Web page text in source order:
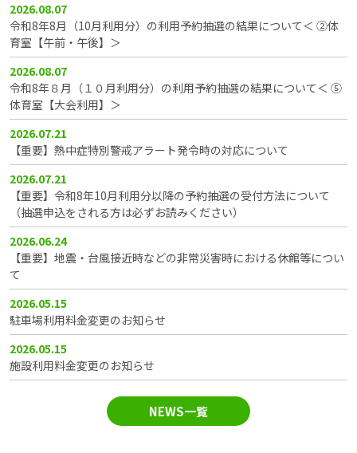
2026.08.07
令和8年8月（10月利用分）の利用予約抽選の結果について＜ ②体
育室【午前・午後】＞
2026.08.07
令和8年８月（１０月利用分）の利用予約抽選の結果について＜ ⑤
体育室【大会利用】＞
2026.07.21
【重要】熱中症特別警戒アラート発令時の対応について
2026.07.21
【重要】令和8年10月利用分以降の予約抽選の受付方法について
（抽選申込をされる方は必ずお読みください）
2026.06.24
【重要】地震・台風接近時などの非常災害時における休館等につい
て
2026.05.15
駐車場利用料金変更のお知らせ
2026.05.15
施設利用料金変更のお知らせ
NEWS一覧